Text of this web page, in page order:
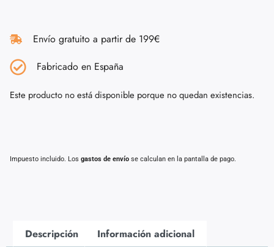
Envío gratuito a partir de 199€
Fabricado en España
Este producto no está disponible porque no quedan existencias.
Impuesto incluido. Los gastos de envío se calculan en la pantalla de pago.
Descripción Información adicional